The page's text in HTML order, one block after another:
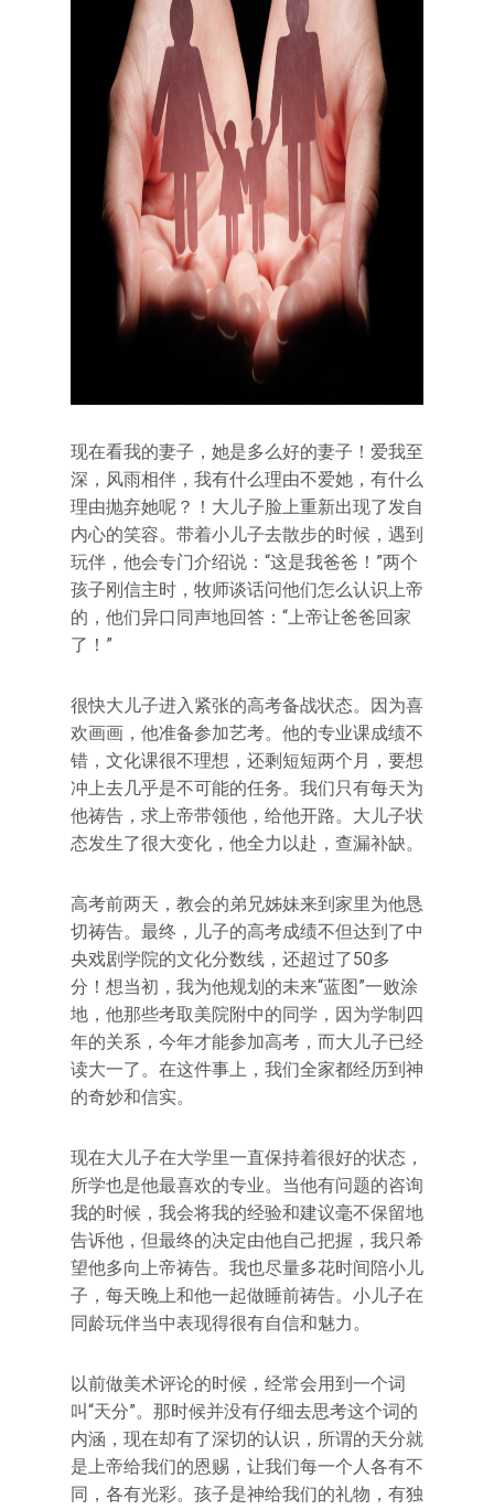
现在看我的妻子，她是多么好的妻子！爱我至
深，风雨相伴，我有什么理由不爱她，有什么
理由抛弃她呢？！大儿子脸上重新出现了发自
内心的笑容。带着小儿子去散步的时候，遇到
玩伴，他会专门介绍说：“这是我爸爸！”两个
孩子刚信主时，牧师谈话问他们怎么认识上帝
的，他们异口同声地回答：“上帝让爸爸回家
了！”
很快大儿子进入紧张的高考备战状态。因为喜
欢画画，他准备参加艺考。他的专业课成绩不
错，文化课很不理想，还剩短短两个月，要想
冲上去几乎是不可能的任务。我们只有每天为
他祷告，求上帝带领他，给他开路。大儿子状
态发生了很大变化，他全力以赴，查漏补缺。
高考前两天，教会的弟兄姊妹来到家里为他恳
切祷告。最终，儿子的高考成绩不但达到了中
央戏剧学院的文化分数线，还超过了50多
分！想当初，我为他规划的未来“蓝图”一败涂
地，他那些考取美院附中的同学，因为学制四
年的关系，今年才能参加高考，而大儿子已经
读大一了。在这件事上，我们全家都经历到神
的奇妙和信实。
现在大儿子在大学里一直保持着很好的状态，
所学也是他最喜欢的专业。当他有问题的咨询
我的时候，我会将我的经验和建议毫不保留地
告诉他，但最终的决定由他自己把握，我只希
望他多向上帝祷告。我也尽量多花时间陪小儿
子，每天晚上和他一起做睡前祷告。小儿子在
同龄玩伴当中表现得很有自信和魅力。
以前做美术评论的时候，经常会用到一个词
叫“天分”。那时候并没有仔细去思考这个词的
内涵，现在却有了深切的认识，所谓的天分就
是上帝给我们的恩赐，让我们每一个人各有不
同，各有光彩。孩子是神给我们的礼物，有独